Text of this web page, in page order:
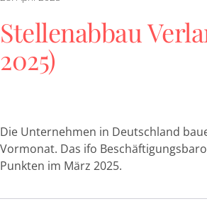
Stellenabbau
2025)
Die Unternehmen in Deutschland
Vormonat. Das ifo
Punkten im März 2025.